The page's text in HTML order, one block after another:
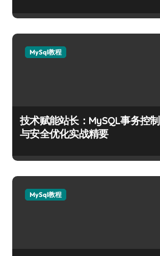
MySql教程
技术赋能站长：MySQL事务控制
与安全优化实战精要
MySql教程